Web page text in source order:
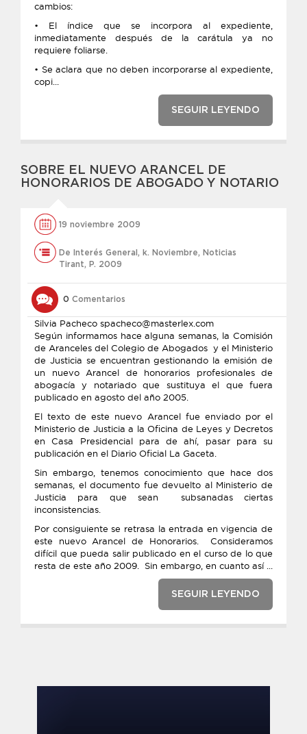
cambios:
• El índice que se incorpora al expediente,
inmediatamente después de la carátula ya no
requiere foliarse.
• Se aclara que no deben incorporarse al expediente,
copi...
SEGUIR LEYENDO
SOBRE EL NUEVO ARANCEL DE
HONORARIOS DE ABOGADO Y NOTARIO
19 noviembre 2009
De Interés General , k. Noviembre, Noticias
Tirant, P. 2009
0 Comentarios
Silvia Pacheco spacheco@masterlex.com
Según informamos hace alguna semanas, la Comisión
de Aranceles del Colegio de Abogados y el Ministerio
de Justicia se encuentran gestionando la emisión de
un nuevo Arancel de honorarios profesionales de
abogacía y notariado que sustituya el que fuera
publicado en agosto del año 2005.
El texto de este nuevo Arancel fue enviado por el
Ministerio de Justicia a la Oficina de Leyes y Decretos
en Casa Presidencial para de ahí, pasar para su
publicación en el Diario Oficial La Gaceta.
Sin embargo, tenemos conocimiento que hace dos
semanas, el documento fue devuelto al Ministerio de
Justicia para que sean subsanadas ciertas
inconsistencias.
Por consiguiente se retrasa la entrada en vigencia de
este nuevo Arancel de Honorarios. Consideramos
difícil que pueda salir publicado en el curso de lo que
resta de este año 2009. Sin embargo, en cuanto así ...
SEGUIR LEYENDO